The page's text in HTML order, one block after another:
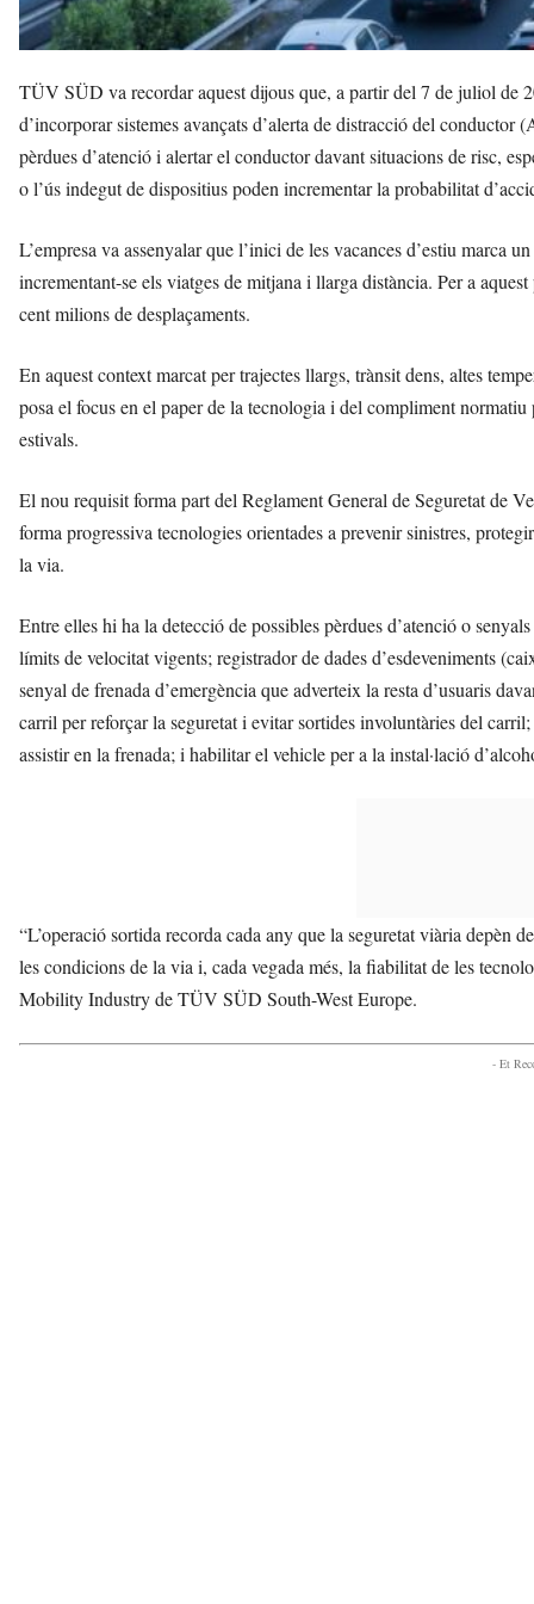
TÜV SÜD va recordar aquest dijous que, a partir del 7 de juliol de
d’incorporar sistemes avançats d’alerta de distracció del
pèrdues d’atenció i alertar el conductor davant situacions de risc,
o l’ús indegut de dispositius poden incrementar la probabilitat
L’empresa va assenyalar que l’inici de les vacances d’estiu marca
incrementant-se els viatges de mitjana i llarga distància. Per a
cent milions de desplaçaments.
En aquest context marcat per trajectes llargs, trànsit dens, altes
posa el focus en el paper de la tecnologia i del compliment
estivals.
El nou requisit forma part del Reglament General de Seguretat de
forma progressiva tecnologies orientades a prevenir sinistres,
la via.
Entre elles hi ha la detecció de possibles pèrdues d’atenció o
límits de velocitat vigents; registrador de dades d’esdeveniments
senyal de frenada d’emergència que adverteix la resta d’usuaris
carril per reforçar la seguretat i evitar sortides involuntàries del
assistir en la frenada; i habilitar el vehicle per a la instal·lació
“L’operació sortida recorda cada any que la seguretat viària depèn
les condicions de la via i, cada vegada més, la fiabilitat de les
Mobility Industry de TÜV SÜD South-West Europe.
- Et